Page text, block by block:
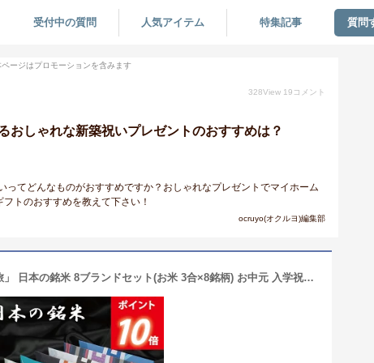
受付中の質問 人気アイテム 特集記事 質問
ページはプロモーションを含みます
328View 19 コメント
おしゃれな新築祝いプレゼントのおすすめは？
てどんなものがおすすめですか？おしゃれなプレゼントでマイホーム
トのおすすめを教えて下さい！
ocruyo(オクルヨ)編集部
【P10倍】「日本を味わう、銘米の旅」 日本の銘米 8ブランドセット(お米 3合×8銘柄) お中元 入学祝い お返し 出産内祝い 結婚内祝い 香典返し 入学内祝い 初節句 出産祝い 結婚祝い 快気祝い 新築祝い お祝い お中元 夏ギフト